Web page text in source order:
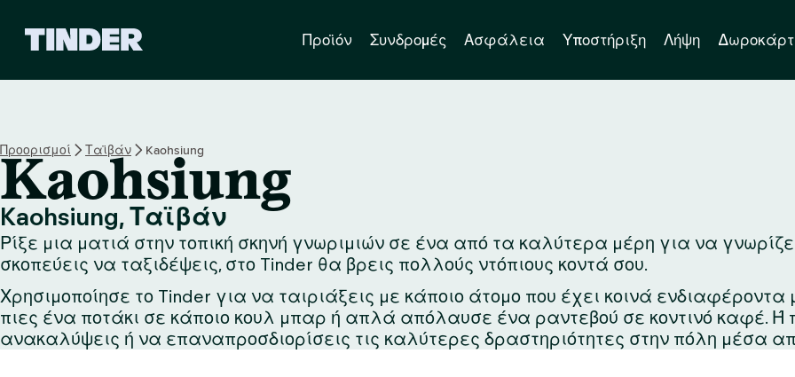
σ
ε
λ
δ
α
T
i
n
d
e
Προϊόν Συνδρομές Ασφάλεια Υποστήριξη Λήψη
Προορισμοί Ταϊβάν Kaohsiung
Kaohsiung
Kaohsiung, Ταϊβάν
Ρίξε μια ματιά στην τοπική σκηνή γνωριμιών σε ένα από τα καλύτερα μέρη για να
σκοπεύεις να ταξιδέψεις, στο Tinder θα βρεις πολλούς ντόπιους κοντά σου.
Χρησιμοποίησε το Tinder για να ταιριάξεις με κάποιο άτομο που έχει κοινά
πιες ένα ποτάκι σε κάποιο κουλ μπαρ ή απλά απόλαυσε ένα ραντεβού σε κοντινό καφέ.
ανακαλύψεις ή να επαναπροσδιορίσεις τις καλύτερες δραστηριότητες στην πόλη μέσα